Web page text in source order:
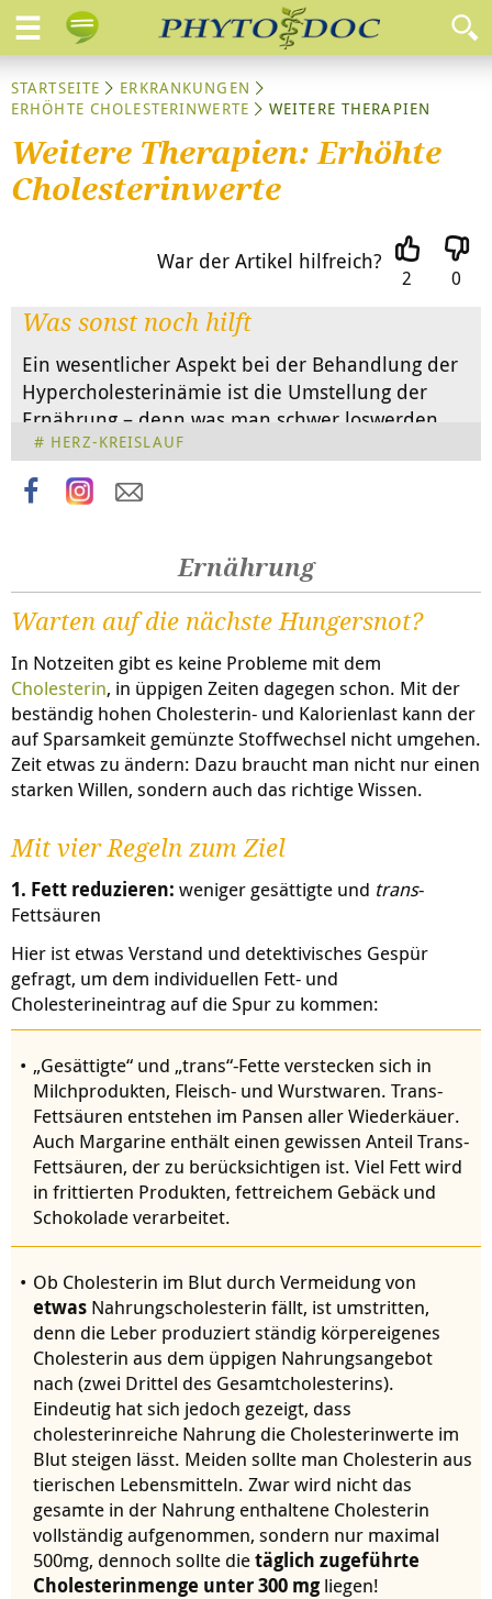
STARTSEITE
ERKRANKUNGEN
ERHÖHTE CHOLESTERINWERTE
WEITERE THERAPIEN
Weitere Therapien: Erhöhte
Cholesterinwerte
War der Artikel hilfreich?
2 0
Was sonst noch hilft
Ein wesentlicher Aspekt bei der Behandlung der
Hypercholesterinämie ist die Umstellung der
Ernährung – denn was man schwer loswerden
kann, sollte man gar nicht erst aufnehmen…
HERZ-KREISLAUF
Ernährung
Warten auf die nächste Hungersnot?
In Notzeiten gibt es keine Probleme mit dem
Cholesterin, in üppigen Zeiten dagegen schon. Mit der
beständig hohen Cholesterin- und Kalorienlast kann der
auf Sparsamkeit gemünzte Stoffwechsel nicht umgehen.
Zeit etwas zu ändern: Dazu braucht man nicht nur einen
starken Willen, sondern auch das richtige Wissen.
Mit vier Regeln zum Ziel
1. Fett reduzieren: weniger gesättigte und trans-
Fettsäuren
Hier ist etwas Verstand und detektivisches Gespür
gefragt, um dem individuellen Fett- und
Cholesterineintrag auf die Spur zu kommen:
„Gesättigte“ und „trans“-Fette verstecken sich in
Milchprodukten, Fleisch- und Wurstwaren. Trans-
Fettsäuren entstehen im Pansen aller Wiederkäuer.
Auch Margarine enthält einen gewissen Anteil Trans-
Fettsäuren, der zu berücksichtigen ist. Viel Fett wird
in frittierten Produkten, fettreichem Gebäck und
Schokolade verarbeitet.
Ob Cholesterin im Blut durch Vermeidung von
etwas Nahrungscholesterin fällt, ist umstritten,
denn die Leber produziert ständig körpereigenes
Cholesterin aus dem üppigen Nahrungsangebot
nach (zwei Drittel des Gesamtcholesterins).
Eindeutig hat sich jedoch gezeigt, dass
cholesterinreiche Nahrung die Cholesterinwerte im
Blut steigen lässt. Meiden sollte man Cholesterin aus
tierischen Lebensmitteln. Zwar wird nicht das
gesamte in der Nahrung enthaltene Cholesterin
vollständig aufgenommen, sondern nur maximal
500mg, dennoch sollte dietäglich zugeführte
Cholesterinmenge unter 300 mg liegen!